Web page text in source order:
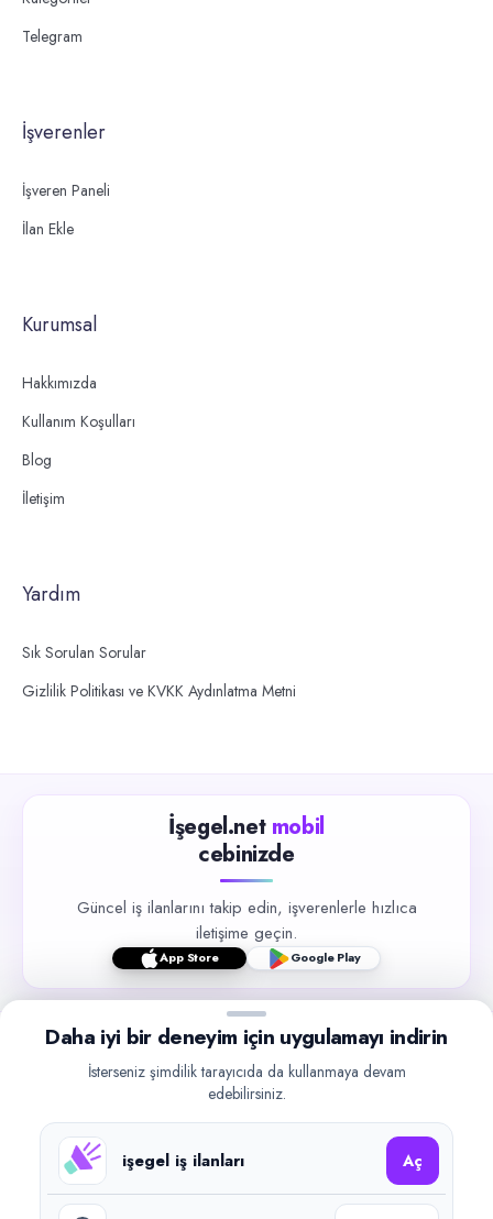
Telegram
İşverenler
İşveren Paneli
İlan Ekle
Kurumsal
Hakkımızda
Kullanım Koşulları
Blog
İletişim
Yardım
Sık Sorulan Sorular
Gizlilik Politikası ve KVKK Aydınlatma Metni
İşegel.net mobil
cebinizde
Güncel iş ilanlarını takip edin, işverenlerle hızlıca
iletişime geçin.
App Store Google Play
işegel.net bir ilan yayın platformudur; iş bulma aracılığı veya işe
yerleştirme faaliyeti yapmaz.
Daha iyi bir deneyim için uygulamayı indirin
İsterseniz şimdilik tarayıcıda da kullanmaya devam
edebilirsiniz.
işegel iş ilanları Aç